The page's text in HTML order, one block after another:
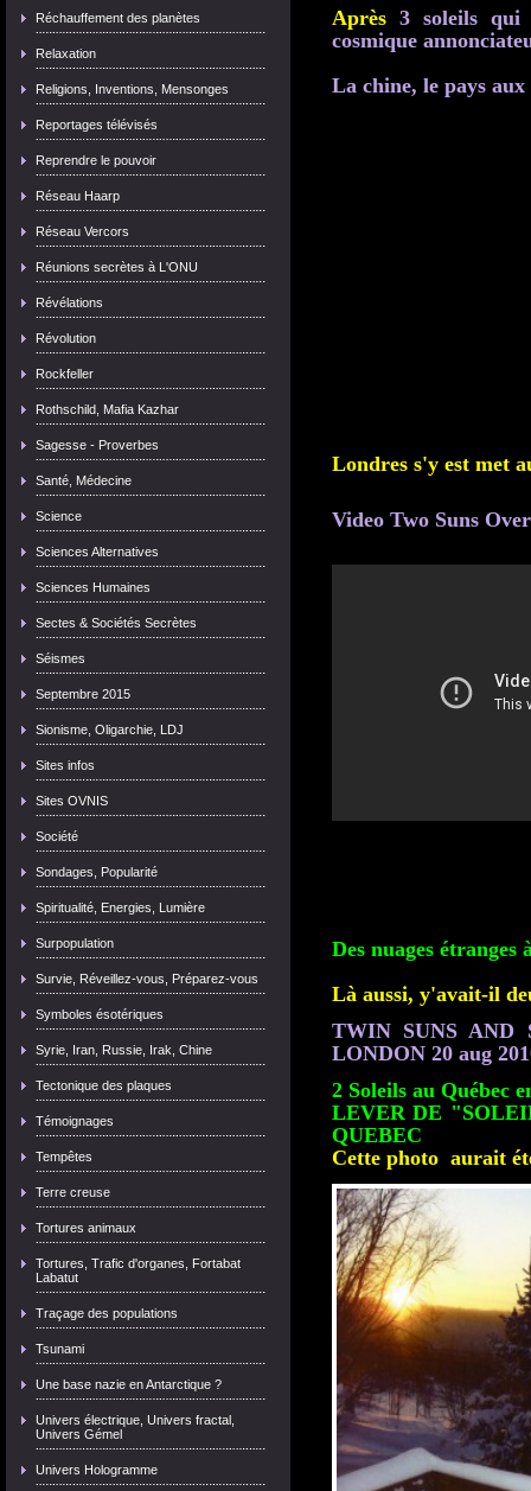
Réchauffement des planètes
Relaxation
Religions, Inventions, Mensonges
Reportages télévisés
Reprendre le pouvoir
Réseau Haarp
Réseau Vercors
Réunions secrètes à L'ONU
Révélations
Révolution
Rockfeller
Rothschild, Mafia Kazhar
Sagesse - Proverbes
Santé, Médecine
Science
Sciences Alternatives
Sciences Humaines
Sectes & Sociétés Secrètes
Séismes
Septembre 2015
Sionisme, Oligarchie, LDJ
Sites infos
Sites OVNIS
Société
Sondages, Popularité
Spiritualité, Energies, Lumière
Surpopulation
Survie, Réveillez-vous, Préparez-vous
Symboles ésotériques
Syrie, Iran, Russie, Irak, Chine
Tectonique des plaques
Témoignages
Tempêtes
Terre creuse
Tortures animaux
Tortures, Trafic d'organes, Fortabat
Labatut
Traçage des populations
Tsunami
Une base nazie en Antarctique ?
Univers électrique, Univers fractal,
Univers Gémel
Univers Hologramme
Après 3 soleils qui
cosmique
La chine, le pays aux
Londres s'y est met
Video Two Suns
Des nuages étranges
Là aussi, y'avait-il
TWIN SUNS AND
LONDON 20 aug
2 Soleils au Québec
LEVER DE
QUEBEC
Cette photo aurait